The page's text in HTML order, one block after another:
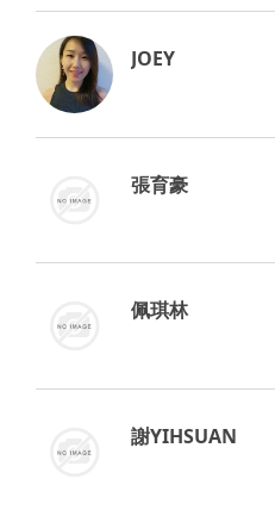
JOEY
張育豪
佩琪林
謝YIHSUAN